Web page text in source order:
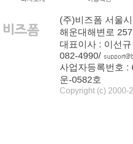
(주)비즈폼 서울
해운대해변로
대표이사 : 이선
082-4990/
사업자등록번호 :
운-0582호
Copyright (c) 2000-